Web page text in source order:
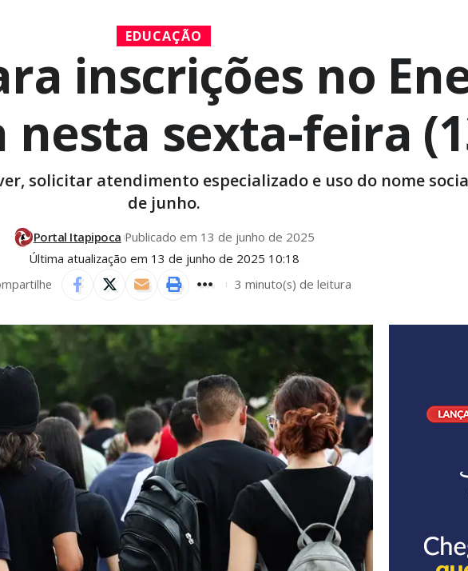
EDUCAÇÃO
inscrições no
sexta-feira
solicitar atendimento especializado e uso do nome
de junho.
Última atualização em 13 de junho de 2025 10:18
Portal Itapipoca Publicado em 13 de junho de 2025
3 minuto(s) de leitura